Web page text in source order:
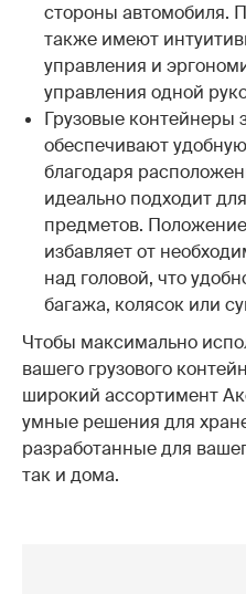
стороны автомобиля.
также имеют
управления и
управления одной
Грузовые контейнеры
обеспечивают удобную
благодаря
идеально подходит
предметов.
избавляет от
над головой, что
багажа, колясок или
Чтобы максимально
вашего грузового
широкий ассортимент
умные решения для
разработанные для
так и дома.